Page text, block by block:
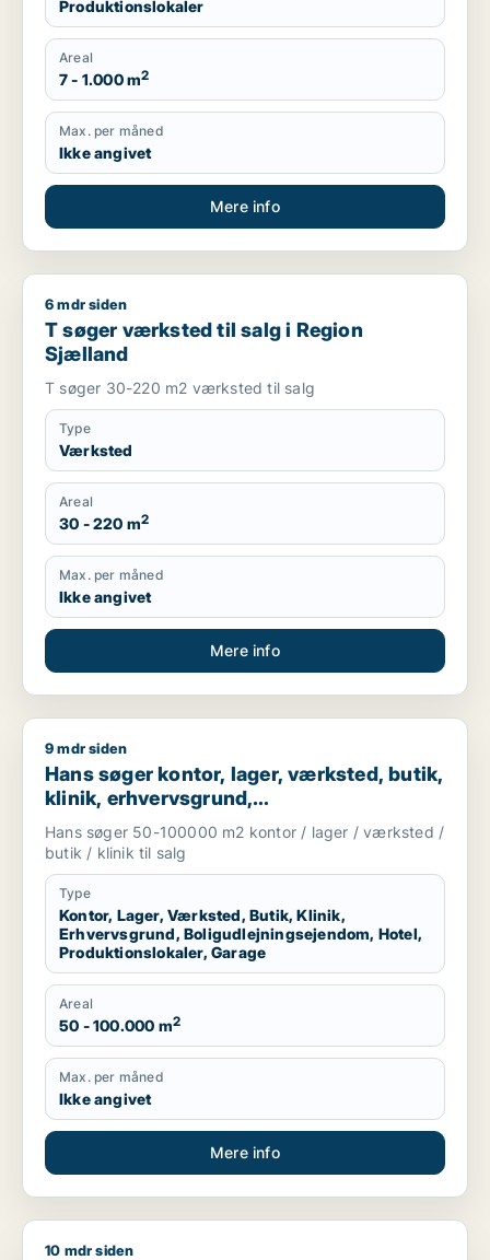
Produktionslokaler
Areal
7 - 1.000 m2
Max. per måned
Ikke angivet
Mere info
T søger værksted til salg i Region Sjælland
6 mdr siden
T søger værksted til salg i Region
Sjælland
T søger 30-220 m2 værksted til salg
Type
Værksted
Areal
30 - 220 m2
Max. per måned
Ikke angivet
Mere info
Hans søger kontor, lager, værksted, butik, klinik,
9 mdr siden
Hans søger kontor, lager, værksted, butik,
klinik, erhvervsgrund,
boligudlejningsejendom, hotel,
produktionslokaler eller garage til salg i
Region Sjælland
Hans søger 50-100000 m2 kontor / lager / værksted /
butik / klinik til salg
Type
Kontor, Lager, Værksted, Butik, Klinik,
Erhvervsgrund, Boligudlejningsejendom, Hotel,
Produktionslokaler, Garage
Areal
50 - 100.000 m2
Max. per måned
Ikke angivet
Mere info
Heino søger lager, værksted eller produktionslokaler til salg
10 mdr siden